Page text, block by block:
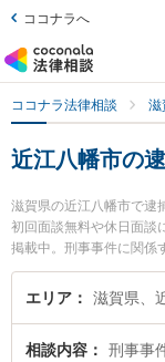
ココナラへ
ココナラ法律相談 滋
近江八幡市の
滋賀県の近江八幡市で逮
初回面談無料や休日面談
掲載中。刑事事件に関係
分野での絞り込み検索も
平弁護士やローイング
士費用、強みなどが注
の準抗告のトラブル解
エリア 滋賀県、
相談内容 刑事事